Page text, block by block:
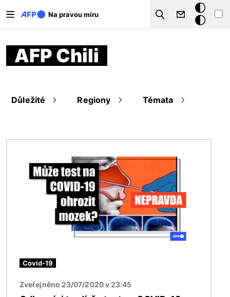
Na pravou míru
Search
Tmavý
režim
AFP Chili
Důležité Regiony Témata
Covid-19
Zveřejněno 23/07/2020 v 23:45